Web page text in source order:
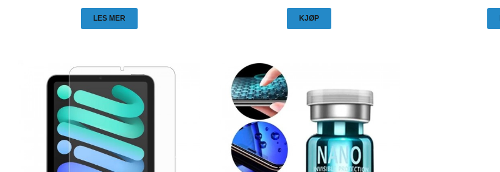
LES MER KJØP